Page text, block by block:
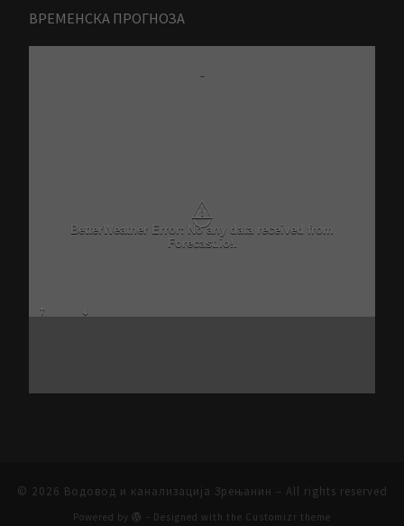
ВРЕМЕНСКА ПРОГНОЗА
-
⚠
BetterWeather Error: No any data received from
Forecast.io!.
© 2026 Водовод и канализација Зрењанин – All rights reserved
Powered by – Designed with the Customizr theme